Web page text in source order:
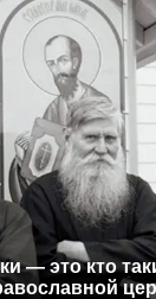
— это кто